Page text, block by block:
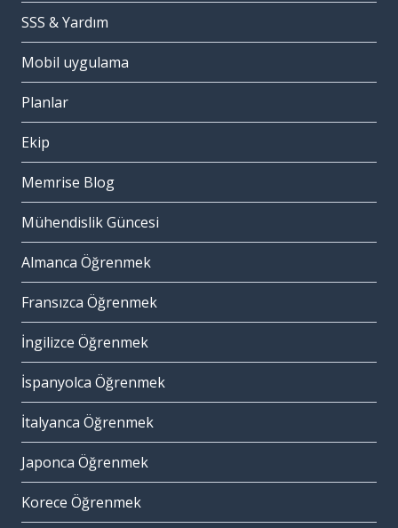
SSS & Yardım
Mobil uygulama
Planlar
Ekip
Memrise Blog
Mühendislik Güncesi
Almanca Öğrenmek
Fransızca Öğrenmek
İngilizce Öğrenmek
İspanyolca Öğrenmek
İtalyanca Öğrenmek
Japonca Öğrenmek
Korece Öğrenmek